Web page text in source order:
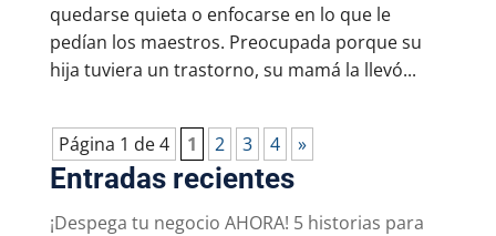
quedarse quieta o enfocarse en lo que le
pedían los maestros. Preocupada porque su
hija tuviera un trastorno, su mamá la llevó...
Página 1 de 4 1 2 3 4 »
Entradas recientes
¡Despega tu negocio AHORA! 5 historias para